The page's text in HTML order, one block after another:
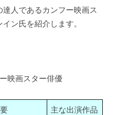
優９選
カンフー映画スター俳優９選
人であるカンフー映画ス
ン氏を紹介します。
映画スター俳優
主な出演作品